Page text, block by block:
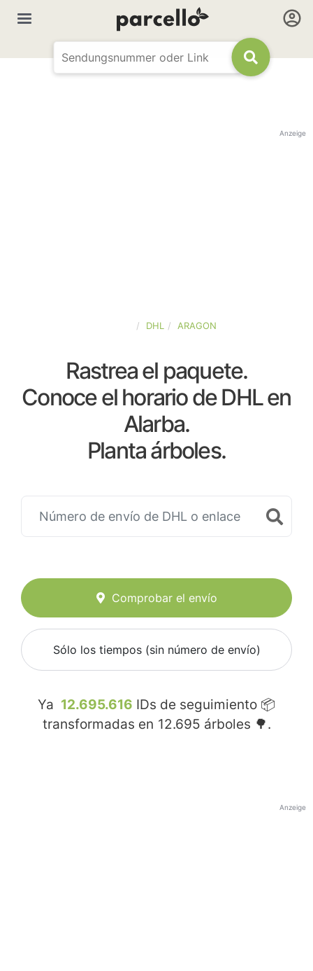
Anzeige
DHL ARAGON
Rastrea el paquete.
Conoce el horario de DHL en
Alarba.
Planta árboles.
Comprobar el envío
Sólo los tiempos (sin número de envío)
Ya 12.695.616 IDs de seguimiento 📦
transformadas en 12.695 árboles 🌳.
Anzeige